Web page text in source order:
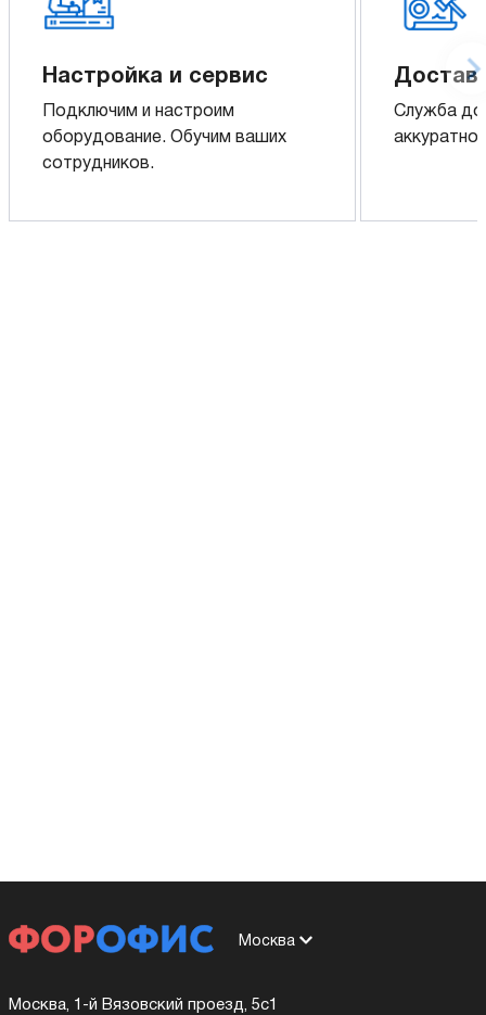
Настройка и сервис
Подключим и настроим
оборудование. Обучим ваших
сотрудников.
Служба
аккуратно
Москва
Москва, 1-й Вязовский проезд, 5с1